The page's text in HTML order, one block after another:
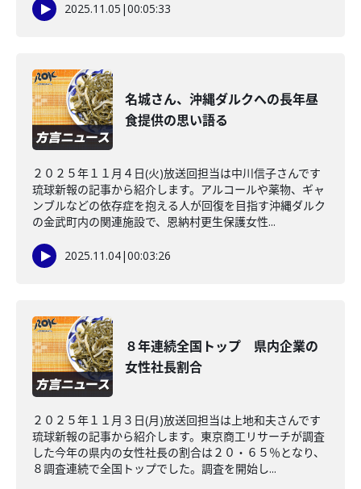
2025.11.05 |00:05:33
名城さん、沖縄ダルクへの長年昼
食提供の思い語る
２０２５年１１月４日(火)放送回担当は中川信子さんです
琉球新報の記事から紹介します。アルコールや薬物、ギャ
ンブルなどの依存症を抱える人が回復を目指す沖縄ダルク
の金武町内の関連施設で、恩納村更生保護女性...
2025.11.04|00:03:26
８年連続全国トップ 県内企業の
女性社長割合
２０２５年１１月３日(月)放送回担当は上地和夫さんです
琉球新報の記事から紹介します。東京商工リサーチが調査
した今年の県内の女性社長の割合は２０・６５％となり、
８調査連続で全国トップでした。調査を開始し...